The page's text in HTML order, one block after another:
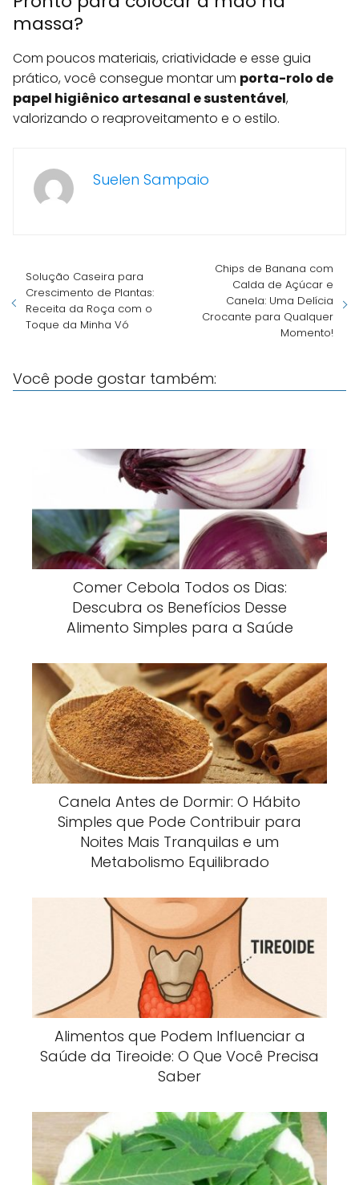
massa?
Com poucos materiais, criatividade e esse guia
prático, você consegue montar um porta-rolo de
papel higiênico artesanal e sustentável,
valorizando o reaproveitamento e o estilo.
Suelen Sampaio
Solução Caseira para
Crescimento de Plantas:
Receita da Roça com o
Toque da Minha Vó
Chips de Banana com
Calda de Açúcar e
Canela: Uma Delícia
Crocante para Qualquer
Momento!
Você pode gostar também:
Comer Cebola Todos os Dias:
Descubra os Benefícios Desse
Alimento Simples para a Saúde
Canela Antes de Dormir: O Hábito
Simples que Pode Contribuir para
Noites Mais Tranquilas e um
Metabolismo Equilibrado
Alimentos que Podem Influenciar a
Saúde da Tireoide: O Que Você Precisa
Saber